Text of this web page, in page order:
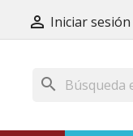
 Iniciar sesión
search